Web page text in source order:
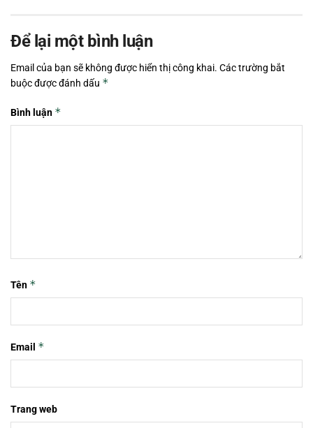
Để lại một bình luận
Email của bạn sẽ không được hiển thị công khai. Các trường bắt
buộc được đánh dấu *
Bình luận *
Tên *
Email *
Trang web